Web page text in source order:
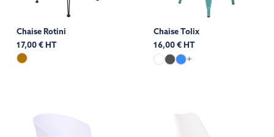
Chaise Rotini
17,00 € HT
Chaise Tolix
16,00 € HT
+